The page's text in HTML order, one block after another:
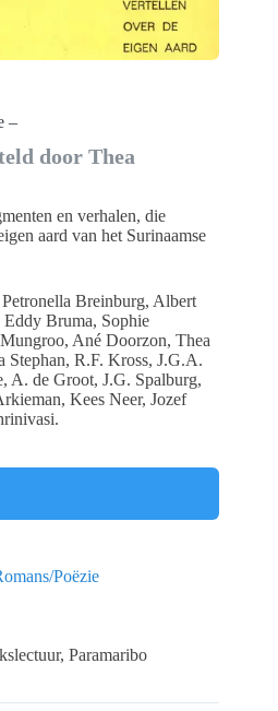
–
door Thea
en verhalen, die
aard van het Surinaamse
Breinburg, Albert
Bruma, Sophie
Ané Doorzon, Thea
R.F. Kross, J.G.A.
A. de Groot, J.G. Spalburg,
Kees Neer, Jozef
Poëzie
Paramaribo